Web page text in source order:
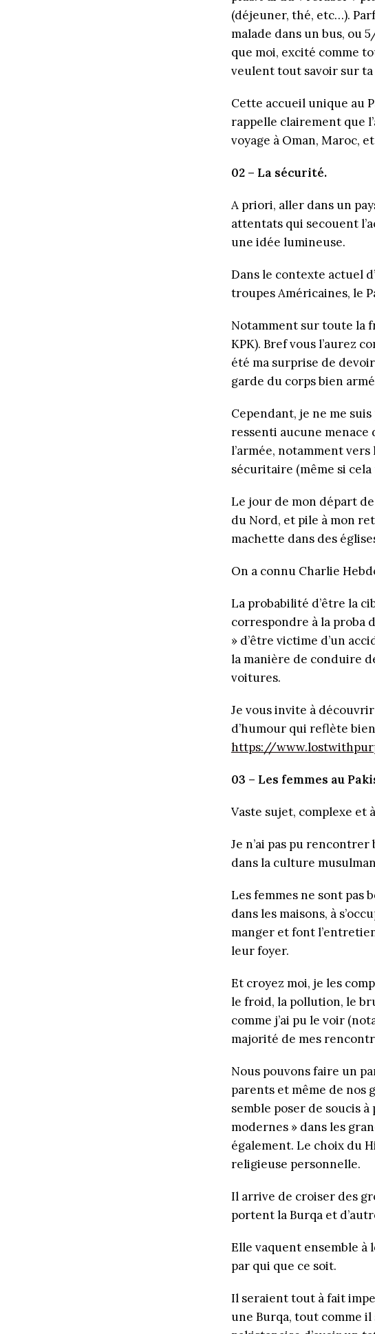
(déjeuner, thé, etc…).
malade dans un bus, ou
que moi, excité comme
veulent tout savoir sur ta
Cette accueil unique au
rappelle clairement que
voyage à Oman, Maroc,
02 – La sécurité.
A priori, aller dans un
attentats qui secouent
une idée lumineuse.
Dans le contexte actuel
troupes Américaines, le
Notamment sur toute la
KPK). Bref vous l’aurez
été ma surprise de
garde du corps bien
Cependant, je ne me
ressenti aucune
l’armée, notamment
sécuritaire (même si
Le jour de mon départ
du Nord, et pile à mon
machette dans des
On a connu Charlie
La probabilité d’être la
correspondre à la proba
» d’être victime d’un
la manière de conduire
voitures.
Je vous invite à
d’humour qui reflète
https://
03 – Les femmes au
Vaste sujet, complexe et
Je n’ai pas pu
dans la culture
Les femmes ne sont pas
dans les maisons, à
manger et font
leur foyer.
Et croyez moi, je les
le froid, la pollution, le
comme j’ai pu le voir
majorité de mes
Nous pouvons faire un
parents et même de nos
semble poser de soucis
modernes » dans les
également. Le choix du
religieuse personnelle.
Il arrive de croiser des
portent la Burqa et
Elle vaquent ensemble à
par qui que ce soit.
Il seraient tout à fait
une Burqa, tout comme